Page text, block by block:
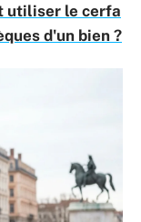
utiliser le cerfa
d'un bien ?